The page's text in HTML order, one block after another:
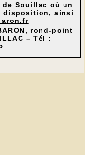
de Souillac où un
disposition, ainsi
rond-point
– Tél :